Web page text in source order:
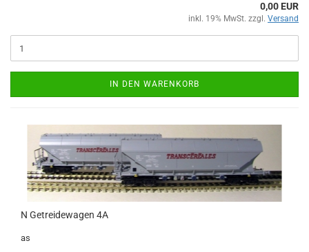
0,00 EUR
inkl. 19% MwSt. zzgl. Versand
IN DEN WARENKORB
N Getreidewagen 4A
as